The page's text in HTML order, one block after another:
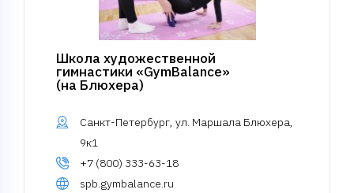
Школа художественной
гимнастики «GymBalance»
(на Блюхера)
Санкт-Петербург, ул. Маршала Блюхера,
9к1
+7 (800) 333-63-18
spb.gymbalance.ru